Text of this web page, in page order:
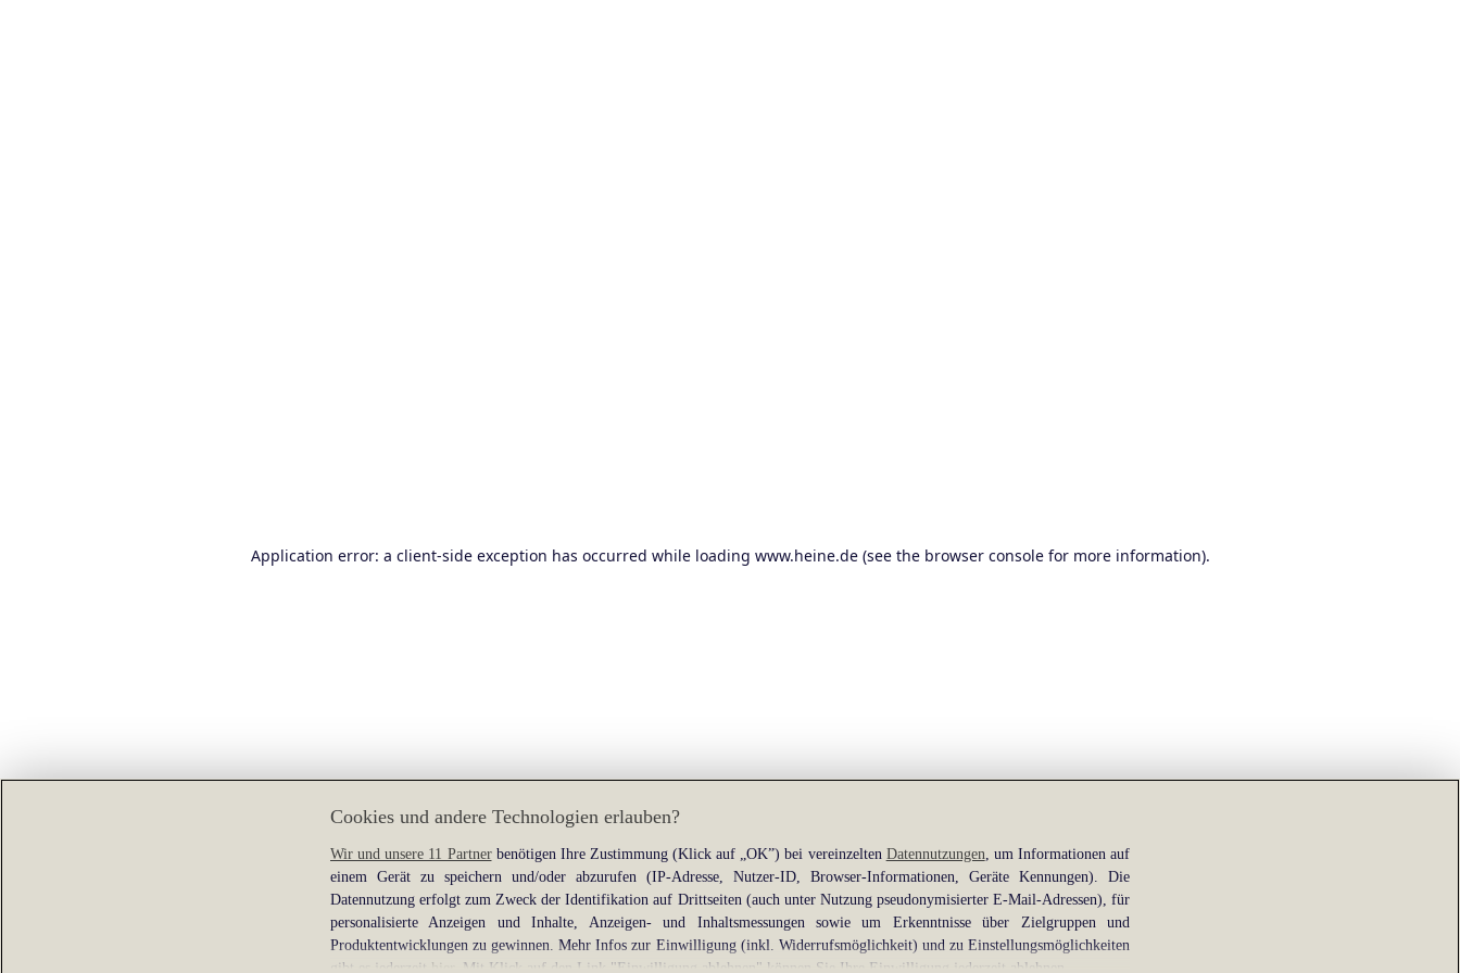
Application error: a client-side exception has occurred while loading www.heine.de(see the browser consolefor more information).
Cookies und andere Technologien erlauben?
Wir und unsere 11 Partnerbenötigen Ihre Zustimmung (Klick auf „OK”) bei vereinzelten Datennutzungen , um Informationen auf
einem Gerät zu speichern und/oder abzurufen (IP-Adresse, Nutzer-ID, Browser-Informationen, Geräte Kennungen). Die
Datennutzung erfolgt zum Zweck der Identifikation auf Drittseiten (auch unter Nutzung pseudonymisierter E-Mail-Adressen), für
personalisierte Anzeigen und Inhalte, Anzeigen- und Inhaltsmessungen sowie um Erkenntnisse über Zielgruppen und
Produktentwicklungen zu gewinnen. Mehr Infos zur Einwilligung (inkl. Widerrufsmöglichkeit) und zu Einstellungsmöglichkeiten
gibt es jederzeit hier . Mit Klick auf den Link "Einwilligung ablehnen" können Sie Ihre Einwilligung jederzeit ablehnen.